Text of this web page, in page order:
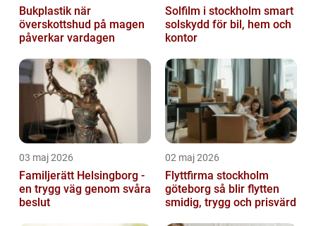
Bukplastik när
överskottshud på magen
påverkar vardagen
Solfilm i stockholm smart
solskydd för bil, hem och
kontor
03 maj 2026
Familjerätt Helsingborg -
en trygg väg genom svåra
beslut
02 maj 2026
Flyttfirma stockholm
göteborg så blir flytten
smidig, trygg och prisvärd